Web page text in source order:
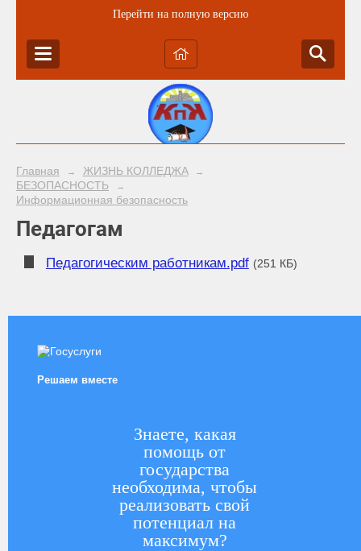
Перейти на полную версию
Главная → ЖИЗНЬ КОЛЛЕДЖА →
БЕЗОПАСНОСТЬ →
Информационная безопасность
Педагогам
Педагогическим работникам.pdf (251 КБ)
Решаем вместе
Знаете, какая
помощь от
государства
необходима, чтобы
реализовать свой
потенциал на
максимум?